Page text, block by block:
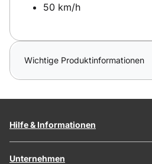
50 km/h
Wichtige Produktinformationen
Hilfe & Informationen
Unternehmen